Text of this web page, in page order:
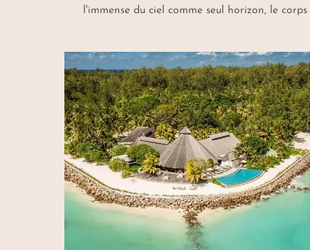
l'immense du ciel comme seul horizon, le